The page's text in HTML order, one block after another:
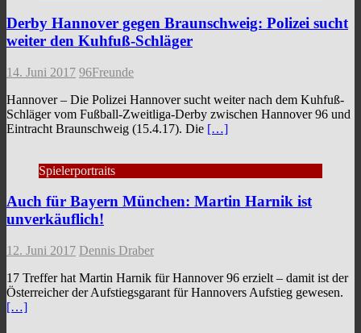
Derby Hannover gegen Braunschweig: Polizei sucht
weiter den Kuhfuß-Schläger
14. Juni 2017 96Freunde
Hannover – Die Polizei Hannover sucht weiter nach dem Kuhfuß-
Schläger vom Fußball-Zweitliga-Derby zwischen Hannover 96 und
Eintracht Braunschweig (15.4.17). Die […]
Spielerportraits
Auch für Bayern München: Martin Harnik ist
unverkäuflich!
12. Juni 2017 Dennis Draber
17 Treffer hat Martin Harnik für Hannover 96 erzielt – damit ist der
Österreicher der Aufstiegsgarant für Hannovers Aufstieg gewesen.
[…]